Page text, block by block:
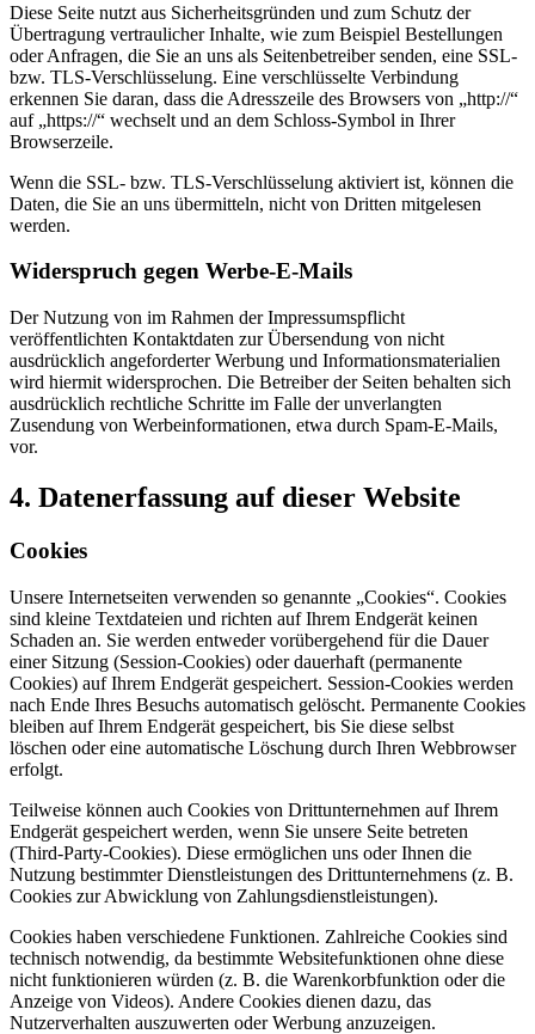
Diese Seite nutzt aus Sicherheitsgründen und zum Schutz der
Übertragung vertraulicher Inhalte, wie zum Beispiel Bestellungen
oder Anfragen, die Sie an uns als Seitenbetreiber senden, eine SSL-
bzw. TLS-Verschlüsselung. Eine verschlüsselte Verbindung
erkennen Sie daran, dass die Adresszeile des Browsers von „http://“
auf „https://“ wechselt und an dem Schloss-Symbol in Ihrer
Browserzeile.
Wenn die SSL- bzw. TLS-Verschlüsselung aktiviert ist, können die
Daten, die Sie an uns übermitteln, nicht von Dritten mitgelesen
werden.
Widerspruch gegen Werbe-E-Mails
Der Nutzung von im Rahmen der Impressumspflicht
veröffentlichten Kontaktdaten zur Übersendung von nicht
ausdrücklich angeforderter Werbung und Informationsmaterialien
wird hiermit widersprochen. Die Betreiber der Seiten behalten sich
ausdrücklich rechtliche Schritte im Falle der unverlangten
Zusendung von Werbeinformationen, etwa durch Spam-E-Mails,
vor.
4. Datenerfassung auf dieser Website
Cookies
Unsere Internetseiten verwenden so genannte „Cookies“. Cookies
sind kleine Textdateien und richten auf Ihrem Endgerät keinen
Schaden an. Sie werden entweder vorübergehend für die Dauer
einer Sitzung (Session-Cookies) oder dauerhaft (permanente
Cookies) auf Ihrem Endgerät gespeichert. Session-Cookies werden
nach Ende Ihres Besuchs automatisch gelöscht. Permanente Cookies
bleiben auf Ihrem Endgerät gespeichert, bis Sie diese selbst
löschen oder eine automatische Löschung durch Ihren Webbrowser
erfolgt.
Teilweise können auch Cookies von Drittunternehmen auf Ihrem
Endgerät gespeichert werden, wenn Sie unsere Seite betreten
(Third-Party-Cookies). Diese ermöglichen uns oder Ihnen die
Nutzung bestimmter Dienstleistungen des Drittunternehmens (z. B.
Cookies zur Abwicklung von Zahlungsdienstleistungen).
Cookies haben verschiedene Funktionen. Zahlreiche Cookies sind
technisch notwendig, da bestimmte Websitefunktionen ohne diese
nicht funktionieren würden (z. B. die Warenkorbfunktion oder die
Anzeige von Videos). Andere Cookies dienen dazu, das
Nutzerverhalten auszuwerten oder Werbung anzuzeigen.